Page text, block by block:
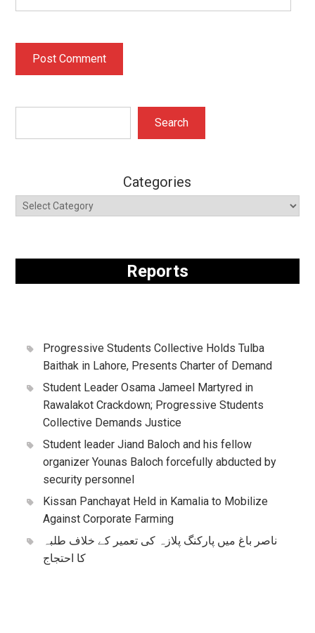
Search
Categories
Reports
Progressive Students Collective Holds Tulba
Baithak in Lahore, Presents Charter of Demand
Student Leader Osama Jameel Martyred in
Rawalakot Crackdown; Progressive Students
Collective Demands Justice
Student leader Jiand Baloch and his fellow
organizer Younas Baloch forcefully abducted by
security personnel
Kissan Panchayat Held in Kamalia to Mobilize
Against Corporate Farming
ناصر باغ میں پارکنگ پلازہ کی تعمیر کے خلاف طلبہ
کا احتجاج